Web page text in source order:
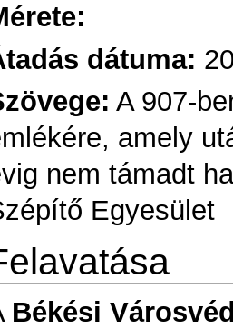
dátuma:
A 907-
amely
nem támadt
Egyesület
Békési